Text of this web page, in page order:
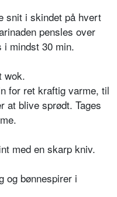
snit i skindet på hvert
pensles over
mindst 30 min.
wok.
for ret kraftig varme, til
at blive sprødt. Tages
med en skarp kniv.
og bønnespirer i